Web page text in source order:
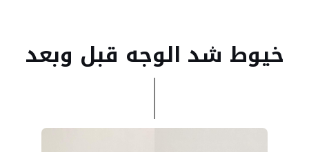
خيوط شد الوجه قبل وبعد